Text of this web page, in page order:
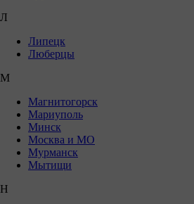
Л
Липецк
Люберцы
М
Магнитогорск
Мариуполь
Минск
Москва и МО
Мурманск
Мытищи
Н